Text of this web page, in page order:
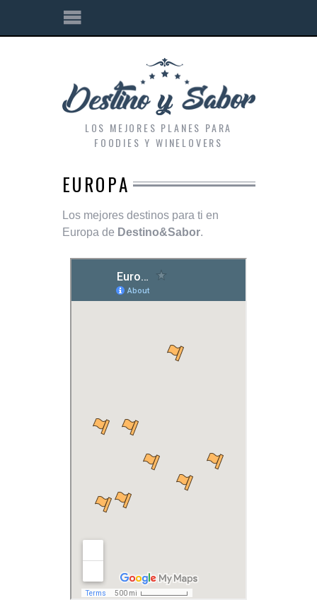
LOS MEJORES PLANES PARA
FOODIES Y WINELOVERS
EUROPA
Los mejores destinos para ti en
Europa de Destino&Sabor.